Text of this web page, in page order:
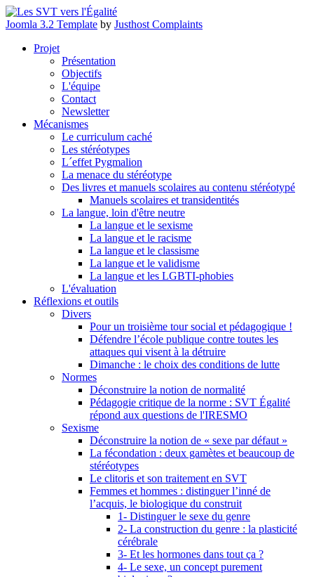
Joomla 3.2 Template by Justhost Complaints
Projet
Présentation
Objectifs
L'équipe
Contact
Newsletter
Mécanismes
Le curriculum caché
Les stéréotypes
L´effet Pygmalion
La menace du stéréotype
Des livres et manuels scolaires au contenu stéréotypé
Manuels scolaires et transidentités
La langue, loin d'être neutre
La langue et le sexisme
La langue et le racisme
La langue et le classisme
La langue et le validisme
La langue et les LGBTI-phobies
L'évaluation
Réflexions et outils
Divers
Pour un troisième tour social et pédagogique !
Défendre l’école publique contre toutes les
attaques qui visent à la détruire
Dimanche : le choix des conditions de lutte
Normes
Déconstruire la notion de normalité
Pédagogie critique de la norme : SVT Égalité
répond aux questions de l'IRESMO
Sexisme
Déconstruire la notion de « sexe par défaut »
La fécondation : deux gamètes et beaucoup de
stéréotypes
Le clitoris et son traitement en SVT
Femmes et hommes : distinguer l’inné de
l’acquis, le biologique du construit
1- Distinguer le sexe du genre
2- La construction du genre : la plasticité
cérébrale
3- Et les hormones dans tout ça ?
4- Le sexe, un concept purement